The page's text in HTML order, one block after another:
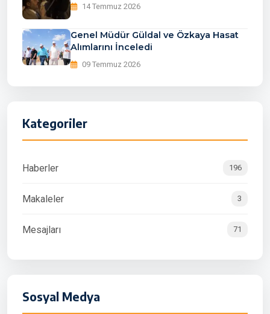
14 Temmuz 2026
Genel Müdür Güldal ve Özkaya Hasat
Alımlarını İnceledi
09 Temmuz 2026
Kategoriler
Haberler 196
Makaleler 3
Mesajları 71
Sosyal Medya